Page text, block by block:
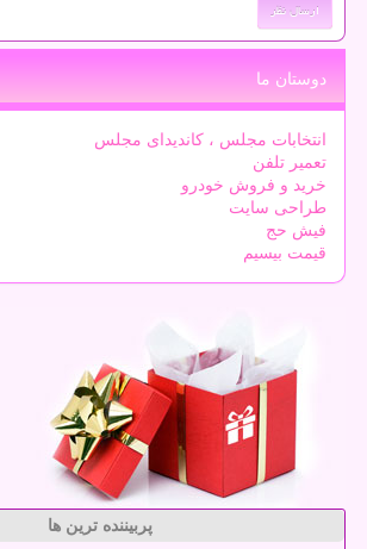
دوستان ما
انتخابات مجلس ، کاندیدای مجلس
تعمیر تلفن
خرید و فروش خودرو
طراحی سایت
فیش حج
قیمت بیسیم
پربیننده ترین ها